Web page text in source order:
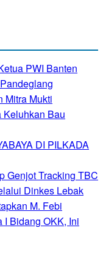
PWI Banten
Mitra Mukti
Keluhkan Bau
DI PILKADA
Genjot Tracking TBC
Dinkes Lebak
M. Febi
I Bidang OKK, Ini